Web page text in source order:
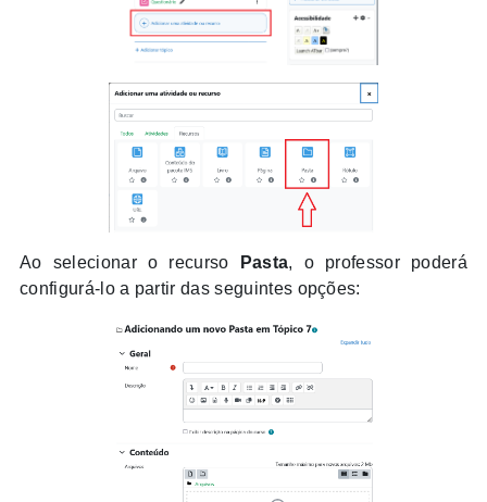
Ao selecionar o recurso Pasta, o professor poderá
configurá-lo a partir das seguintes opções: